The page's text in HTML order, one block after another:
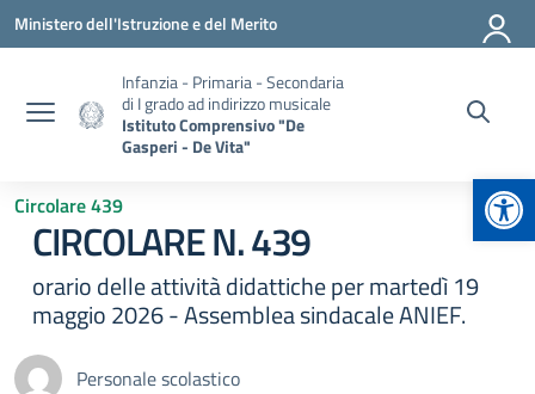
Vai ai contenuti
Vai al menu di navigazione
Vai al footer
Ministero dell'Istruzione e del Merito
Infanzia - Primaria - Secondaria
di I grado ad indirizzo musicale
Istituto Comprensivo "De
Gasperi - De Vita"
Circolare 439
CIRCOLARE N. 439
orario delle attività didattiche per martedì 19
maggio 2026 - Assemblea sindacale ANIEF.
Personale scolastico